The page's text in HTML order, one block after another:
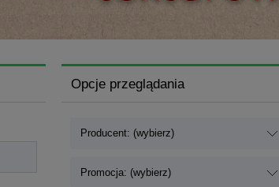
Opcje przeglądania
Producent: (wybierz)
Promocja: (wybierz)